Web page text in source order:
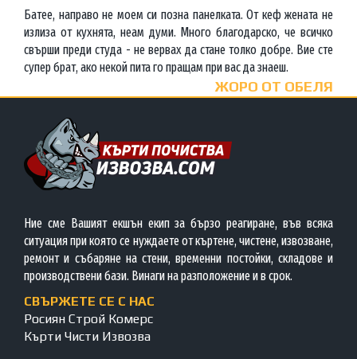
Батее, направо не моем си позна панелката. От кеф жената не
излиза от кухнята, неам думи. Много благодарско, че всичко
свърши преди студа - не вервах да стане толко добре. Вие сте
супер брат, ако некой пита го пращам при вас да знаеш.
ЖОРО ОТ ОБЕЛЯ
Ние сме Вашият екшън екип за бързо реагиране, във всяка
ситуация при която се нуждаете от къртене, чистене, извозване,
ремонт и събаряне на стени, временни постойки, складове и
производствени бази. Винаги на разположение и в срок.
СВЪРЖЕТЕ СЕ С НАС
Росиян Строй Комерс
Кърти Чисти Извозва